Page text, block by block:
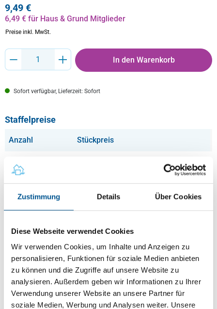
Zustimmung Details Über Cookies
Diese Webseite verwendet Cookies
Wir verwenden Cookies, um Inhalte und Anzeigen zu
personalisieren, Funktionen für soziale Medien anbieten
zu können und die Zugriffe auf unsere Website zu
analysieren. Außerdem geben wir Informationen zu Ihrer
Verwendung unserer Website an unsere Partner für
soziale Medien, Werbung und Analysen weiter. Unsere
9,49 €
6,49 € für Haus & Grund Mitglieder
Preise inkl. MwSt.
Produkt Anzahl: Gib den gewünschten Wert ein oder benutze die Schaltflächen
In den Warenkorb
Sofort verfügbar, Lieferzeit: Sofort
Staffelpreise
Anzahl Stückpreis
Bis
Bis19 9,02 €pro Stück
Bis49
Ab50 7,59 €pro Stück
Beschreibung
Online-Formular für Einfamilienhaus &
Mietwohnung